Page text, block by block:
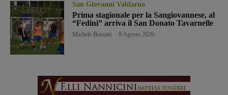
San Giovanni Valdarno
Prima stagionale per la Sangiovannese, al
“Fedini” arriva il San Donato Tavarnelle
Michele Bossini 8 Agosto 2026